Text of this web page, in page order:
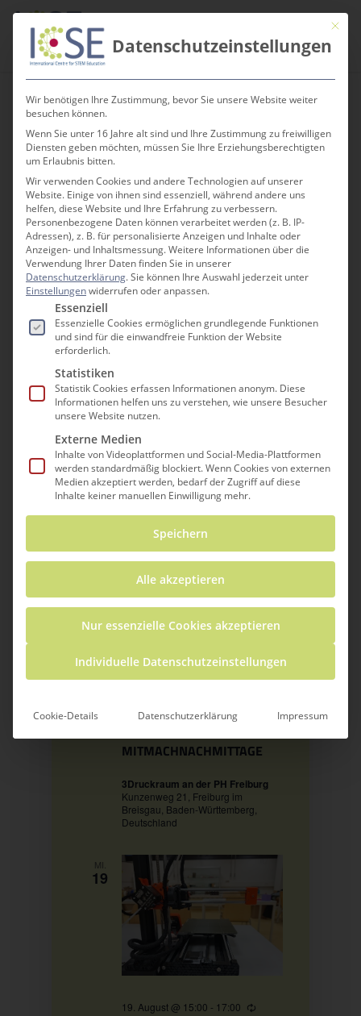
Skip
content
search
Aktuelles
SPANNENDE VERANSTALTUNGEN,
INFORMATIVE BERICHTE UND UNSER ICSE
NEWSLETTER
Veranstaltungen
Veranstaltungen
Suche
und
Suche ANSICHTEN-
NAVIGATION
Liste
Heute - 26.08.2026
Datum
MI.
MITMACHNACHMITTAGE
3Druckraum an der PH Freiburg
Kunzenweg 21, Freiburg im
Breisgau, Baden-Württemberg,
Deutschland
MI.
19
19. August @ 15:00 - 17:00
Mit
Datenschutzeinstellungen
Wir benötigen Ihre Zustimmung, bevor Sie unsere Website weiter
besuchen können.
Wenn Sie unter 16 Jahre alt sind und Ihre Zustimmung zu freiwilligen
Diensten geben möchten, müssen Sie Ihre Erziehungsberechtigten
um Erlaubnis bitten.
Wir verwenden Cookies und andere Technologien auf unserer
Website. Einige von ihnen sind essenziell, während andere uns
helfen, diese Website und Ihre Erfahrung zu verbessern.
Personenbezogene Daten können verarbeitet werden (z. B. IP-
Adressen), z. B. für personalisierte Anzeigen und Inhalte oder
Anzeigen- und Inhaltsmessung.Weitere Informationen über die
Verwendung Ihrer Daten finden Sie in unserer
Datenschutzerklärung.Sie können Ihre Auswahl jederzeit unter
Einstellungenwiderrufen oder anpassen.
Es folgt eine Liste der Service-Gruppen, für die
Essenziell
Essenzielle Cookies ermöglichen grundlegende Funktionen
und sind für die einwandfreie Funktion der Website
erforderlich.
Statistiken
Statistik Cookies erfassen Informationen anonym. Diese
Informationen helfen uns zu verstehen, wie unsere Besucher
unsere Website nutzen.
Externe Medien
Inhalte von Videoplattformen und Social-Media-Plattformen
werden standardmäßig blockiert. Wenn Cookies von externen
Medien akzeptiert werden, bedarf der Zugriff auf diese
Inhalte keiner manuellen Einwilligung mehr.
Speichern
Alle akzeptieren
Nur essenzielle Cookies akzeptieren
Individuelle Datenschutzeinstellungen
Cookie-Details Datenschutzerklärung Impressum